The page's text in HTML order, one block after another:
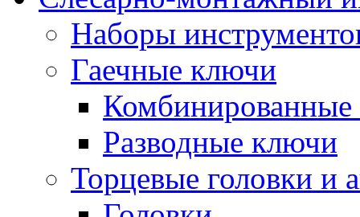
Наборы
Гаечные ключи
Разводные ключи
Торцевые головки и